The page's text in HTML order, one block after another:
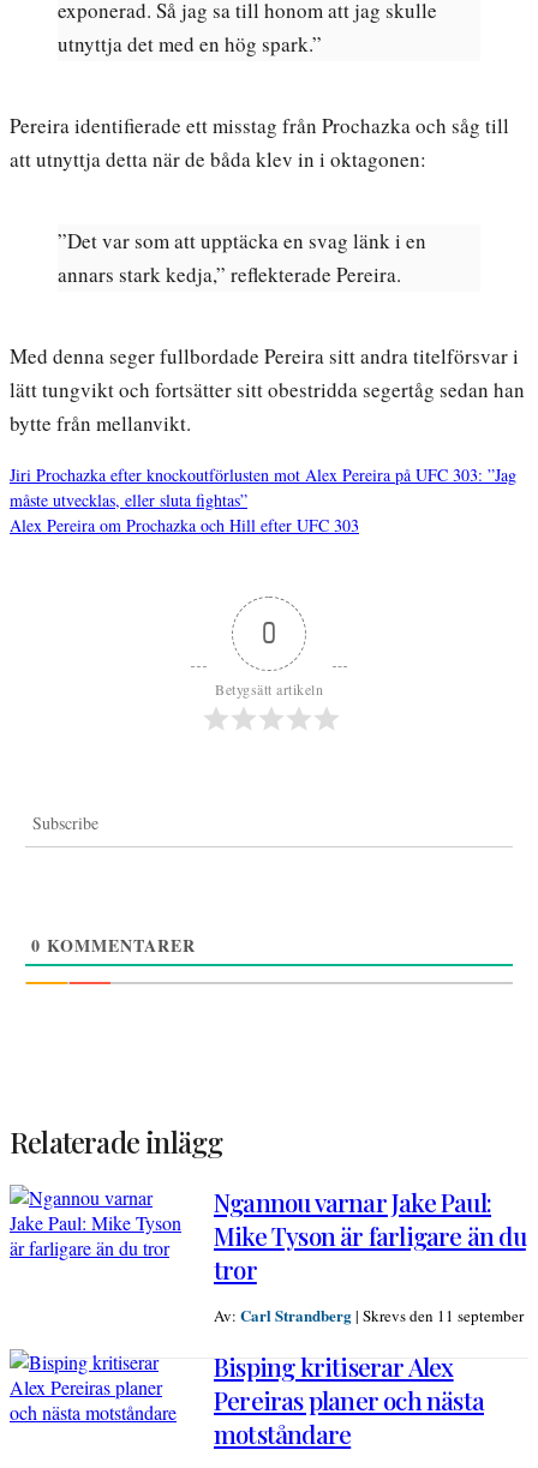
exponerad. Så jag sa till honom att jag skulle
utnyttja det med en hög spark.”
Pereira identifierade ett misstag från Prochazka och såg till
att utnyttja detta när de båda klev in i oktagonen:
”Det var som att upptäcka en svag länk i en
annars stark kedja,” reflekterade Pereira.
Med denna seger fullbordade Pereira sitt andra titelförsvar i
lätt tungvikt och fortsätter sitt obestridda segertåg sedan han
bytte från mellanvikt.
Inläggsnavigering
Jiri Prochazka efter knockoutförlusten mot Alex Pereira på UFC 303: ”Jag
måste utvecklas, eller sluta fightas”
Alex Pereira om Prochazka och Hill efter UFC 303
0
Betygsätt artikeln
Subscribe
0 KOMMENTARER
Relaterade inlägg
Ngannou varnar Jake Paul:
Mike Tyson är farligare än du
tror
Av: Carl Strandberg| Skrevs den 11 september
Bisping kritiserar Alex
Pereiras planer och nästa
motståndare